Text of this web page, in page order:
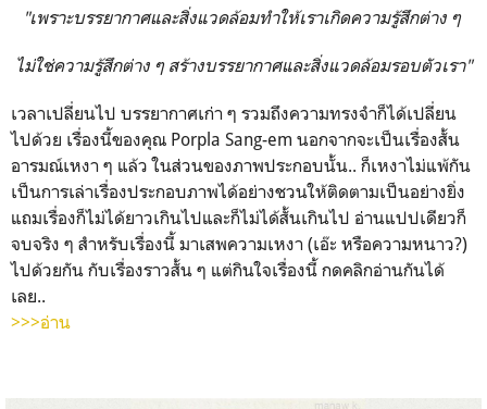
"เพราะบรรยากาศและสิ่งแวดล้อมทำให้เราเกิดความรู้สึกต่าง ๆ
ไม่ใช่ความรู้สึกต่าง ๆ สร้างบรรยากาศและสิ่งแวดล้อมรอบตัวเรา"
เวลาเปลี่ยนไป บรรยากาศเก่า ๆ รวมถึงความทรงจำก็ได้เปลี่ยน
ไปด้วย เรื่องนี้ของคุณ Porpla Sang-em นอกจากจะเป็นเรื่องสั้น
อารมณ์เหงา ๆ แล้ว ในส่วนของภาพประกอบนั้น.. ก็เหงาไม่แพ้กัน
เป็นการเล่าเรื่องประกอบภาพได้อย่างชวนให้ติดตามเป็นอย่างยิ่ง
แถมเรื่องก็ไม่ได้ยาวเกินไปและก็ไม่ได้สั้นเกินไป อ่านแปปเดียวก็
จบจริง ๆ สำหรับเรื่องนี้ มาเสพความเหงา (เอ๊ะ หรือความหนาว?)
ไปด้วยกัน กับเรื่องราวสั้น ๆ แต่กินใจเรื่องนี้ กดคลิกอ่านกันได้
เลย..
>>>อ่าน